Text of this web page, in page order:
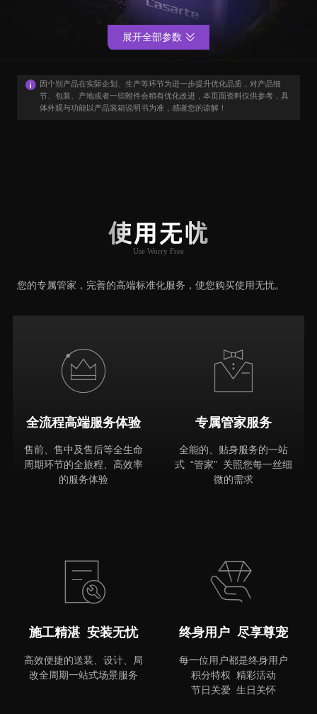
因个别产品在实际企划、生产等环节为进一步提升优化品质，对产品细
节、包装、产地或者一些附件会稍有优化改进，本页面资料仅供参考，具
体外观与功能以产品装箱说明书为准，感谢您的谅解！
展开全部参数
使用无忧
Use Worry Free
您的专属管家，完善的高端标准化服务，使您购买使用无忧。
全流程高端服务体验
售前、售中及售后等全生命
周期环节的全旅程、高效率
的服务体验
专属管家服务
全能的、贴身服务的一站
式 “管家” 关照您每一丝细
微的需求
施工精湛 安装无忧
高效便捷的送装、设计、局
改全周期一站式场景服务
终身用户 尽享尊宠
每一位用户都是终身用户
积分特权 精彩活动
节日关爱 生日关怀